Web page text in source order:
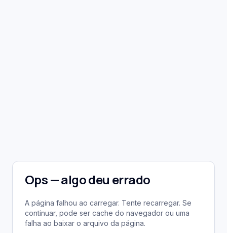
Ops — algo deu errado
A página falhou ao carregar. Tente recarregar. Se
continuar, pode ser cache do navegador ou uma
falha ao baixar o arquivo da página.